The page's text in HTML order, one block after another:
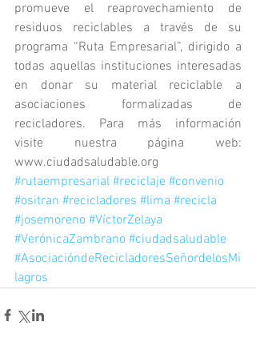
promueve el reaprovechamiento de
residuos reciclables a través de su
programa “Ruta Empresarial”, dirigido a
todas aquellas instituciones interesadas
en donar su material reciclable a
asociaciones formalizadas de
recicladores. Para más información
visite nuestra página web:
www.ciudadsaludable.org
#rutaempresarial #reciclaje #convenio
#ositran #recicladores #lima #recicla
#josemoreno #VíctorZelaya
#VerónicaZambrano #ciudadsaludable
#AsociacióndeRecicladoresSeñordelosMi
lagros